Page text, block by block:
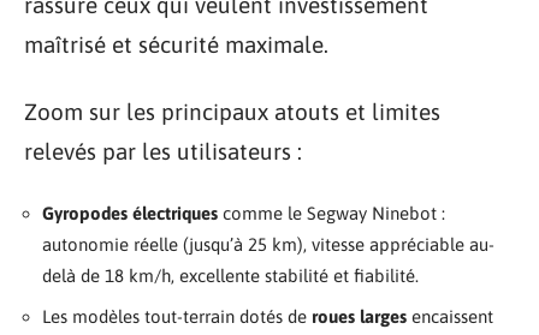
maîtrisé et sécurité maximale.
Zoom sur les principaux atouts et limites
relevés par les utilisateurs :
Gyropodes électriques comme le Segway Ninebot :
autonomie réelle (jusqu’à 25 km), vitesse appréciable au-
delà de 18 km/h, excellente stabilité et fiabilité.
Les modèles tout-terrain dotés de roues larges encaissent